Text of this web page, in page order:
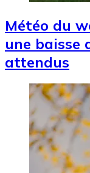
Météo du
une baisse
attendus
Image